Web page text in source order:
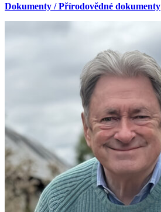
Dokumenty / Přírodovědné dokumenty